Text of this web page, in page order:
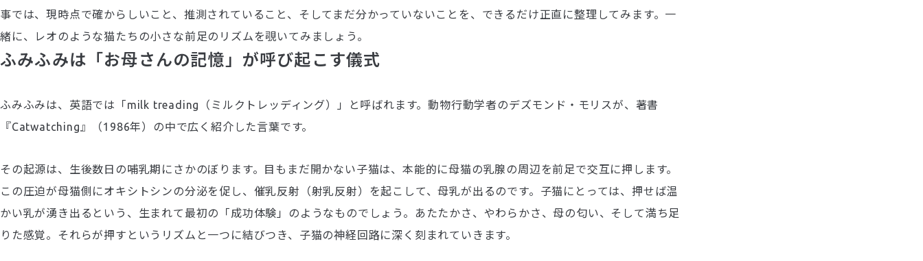
事では、現時点で確からしいこと、推測されていること、そしてまだ分かっていないことを、できるだけ正直に整理してみます。一
緒に、レオのような猫たちの小さな前足のリズムを覗いてみましょう。
ふみふみは「お母さんの記憶」が呼び起こす儀式
ふみふみは、英語では「milk treading（ミルクトレッディング）」と呼ばれます。動物行動学者のデズモンド・モリスが、著書
『Catwatching』（1986年）の中で広く紹介した言葉です。
その起源は、生後数日の哺乳期にさかのぼります。目もまだ開かない子猫は、本能的に母猫の乳腺の周辺を前足で交互に押します。
この圧迫が母猫側にオキシトシンの分泌を促し、催乳反射（射乳反射）を起こして、母乳が出るのです。子猫にとっては、押せば温
かい乳が湧き出るという、生まれて最初の「成功体験」のようなものでしょう。あたたかさ、やわらかさ、母の匂い、そして満ち足
りた感覚。それらが押すというリズムと一つに結びつき、子猫の神経回路に深く刻まれていきます。